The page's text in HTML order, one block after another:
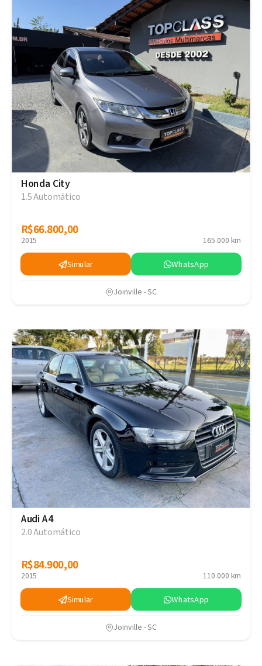
Honda City
1.5 Automático
R$66.800,00
R$66.800,00
2015 165.000 km
Simular WhatsApp
Joinville - SC
Audi A4
2.0 Automático
R$84.900,00
R$84.900,00
2015 110.000 km
Simular WhatsApp
Joinville - SC